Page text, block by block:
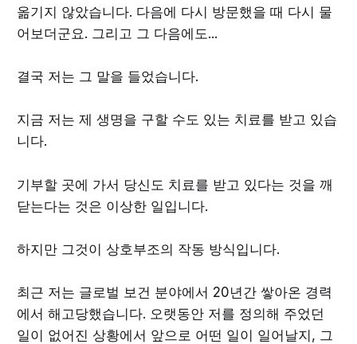
옮기지 않았습니다. 다음에 다시 방문했을 때 다시 물
어보더군요. 그리고 그 다음에도...
결국 저는 그 말을 들었습니다.
지금 저는 제 생명을 구할 수도 있는 치료를 받고 있습
니다.
기부할 곳에 가서 당신도 치료를 받고 있다는 것을 깨
닫는다는 것은 이상한 일입니다.
하지만 그것이 상호부조의 작동 방식입니다.
최근 저는 글로벌 보건 분야에서 20년간 쌓아온 경력
에서 해고당했습니다. 오랫동안 저를 정의해 주었던
일이 없어진 상황에서 앞으로 어떤 일이 일어날지, 그